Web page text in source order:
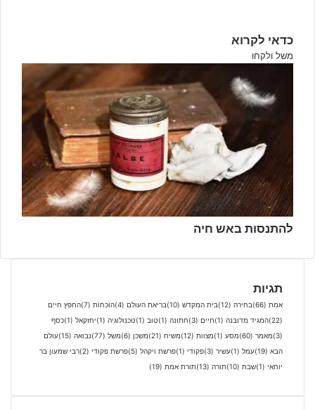
כדאי לקרוא
C
משל ולקחו
להתנסות באש חיה
תגיות
אמת (66) בחירה (12) בית המקדש (10) בריאת העולם (4) הוכחות (7)
החפץ חיים
(22)
המגיד מדובנה (1) חיים (3) חתונה (1) טוב (1) טכנולוגיה (1) יחזקאל (1)
כסף
(3)
מאמר (60) מסע (1) מצוות (12) משיח (21) משכן (6) משל (77) נבואה (15)
עולם
הבא (19) עמל (1) עשיר (3) פקודי (1) פרשת ויקהל (5) פרשת פקודי (2)
רבי שמעון בר
יוחאי (1) שבת (10) תורה (13) תורת אמת (19)